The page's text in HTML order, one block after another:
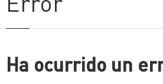
Ha ocurrido un